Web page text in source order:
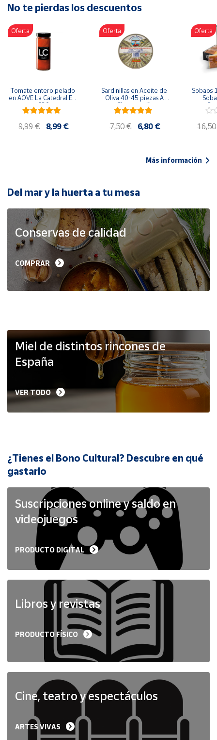
Artesanía
Oficina y
Papelería
Para Canarias,
Ceuta y Melilla
populares
Bono
Cultural
de Correos
Market
Productos
Solidarios
Ayuda
Vendedores
Mapa de
Hazte
vendedor
Cuenta
Ubicación
Península
Baleares
Melilla
No te pierdas los descuentos
Oferta
Tomate entero pelado
en AOVE La Catedral ER-
630
9,99 € 8,99 €
Oferta
Sardinillas en Aceite de
Oliva 40-45 piezas A
Churrusquiña
7,50 € 6,80 €
Oferta
Sobaos
Más información
Del mar y la huerta a tu mesa
Conservas de calidad
COMPRAR
Miel de distintos rincones de
España
VER TODO
¿Tienes el Bono Cultural? Descubre en qué
gastarlo
Suscripciones online y saldo en
videojuegos
PRODUCTO DIGITAL
Libros y revistas
PRODUCTO FÍSICO
Cine, teatro y espectáculos
ARTES VIVAS